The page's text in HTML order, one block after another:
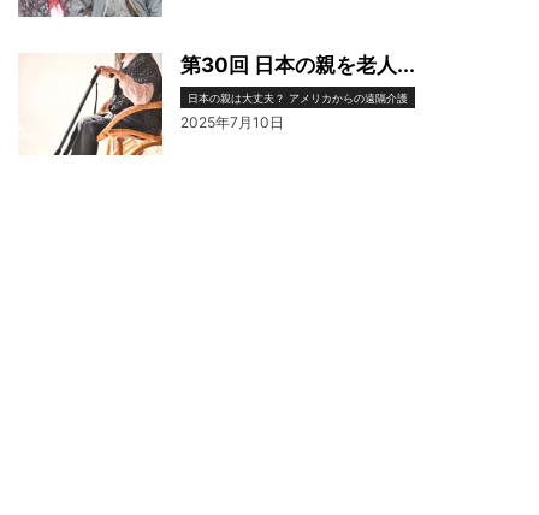
第30回 日本の親を老人...
日本の親は大丈夫？ アメリカからの遠隔介護
2025年7月10日